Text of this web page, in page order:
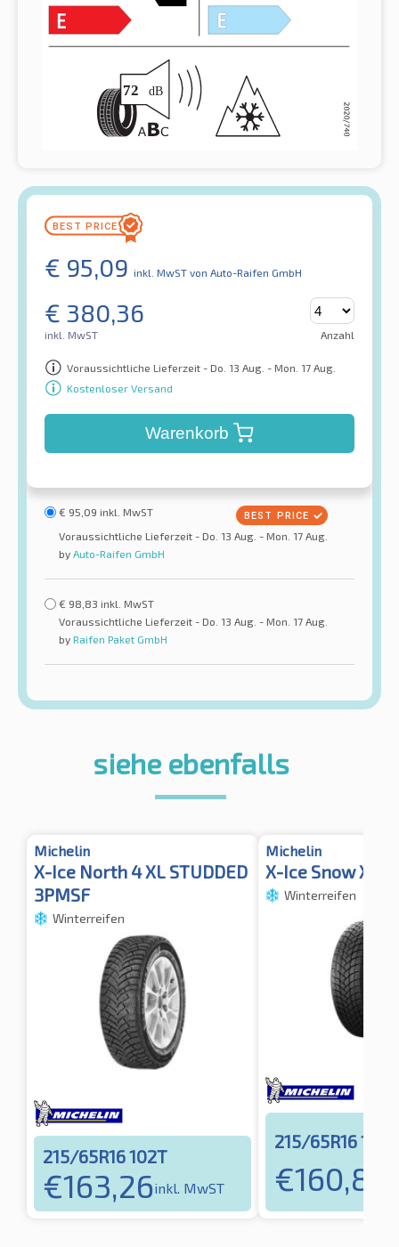
€ 95,09 inkl. MwST von Auto-Raifen GmbH
€ 380,36
inkl. MwST Anzahl
Voraussichtliche Lieferzeit - Do. 13 Aug. - Mon. 17 Aug.
Kostenloser Versand
Warenkorb
€ 95,09 inkl. MwST
Voraussichtliche Lieferzeit - Do. 13 Aug. - Mon. 17 Aug.
by Auto-Raifen GmbH
€ 98,83 inkl. MwST
Voraussichtliche Lieferzeit - Do. 13 Aug. - Mon. 17 Aug.
by Raifen Paket GmbH
siehe ebenfalls
Michelin
X-Ice North 4 XL STUDDED
3PMSF
Winterreifen
215/65R16 102T
€163,26inkl. MwST
Michelin
X-Ice Snow XL
Winterreifen
215/65R16 102T
€160,80